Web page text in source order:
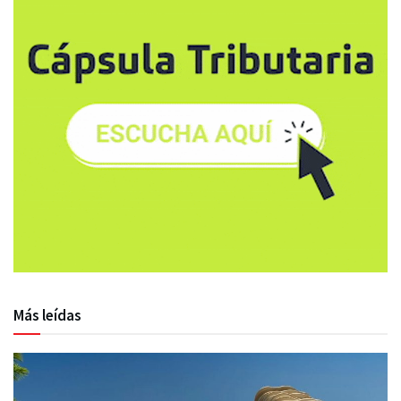
Más leídas